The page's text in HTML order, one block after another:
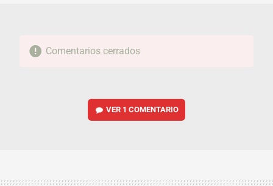
Comentarios cerrados
VER 1 COMENTARIO